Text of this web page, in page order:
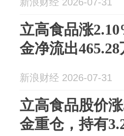
立高食品涨
金净流出465.28
新浪财经 2026-07-31
立高食品股价
金重仓，持有